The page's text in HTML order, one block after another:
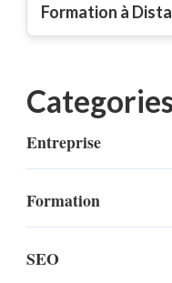
Formation à
Entreprise
Formation
SEO